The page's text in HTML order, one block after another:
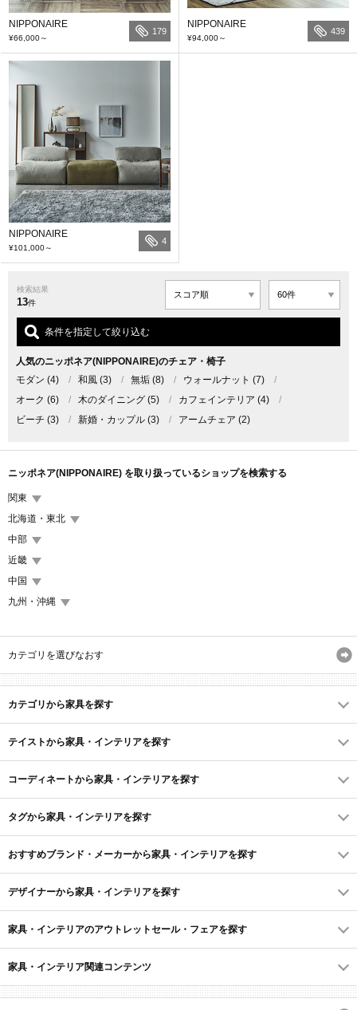
NIPPONAIRE
¥66,000～
179
NIPPONAIRE
¥94,000～
439
NIPPONAIRE
¥101,000～
4
検索結果
13件
条件を指定して絞り込む
人気のニッポネア(NIPPONAIRE)のチェア・椅子
モダン (4) / 和風 (3) / 無垢 (8) / ウォールナット (7)
/
オーク (6) / 木のダイニング (5) / カフェインテリア (4)
/
ビーチ (3) / 新婚・カップル (3) / アームチェア (2)
ニッポネア(NIPPONAIRE) を取り扱っているショップを検索する
関東
北海道・東北
中部
近畿
中国
九州・沖縄
カテゴリを選びなおす
カテゴリから家具を探す
テイストから家具・インテリアを探す
コーディネートから家具・インテリアを探す
タグから家具・インテリアを探す
おすすめブランド・メーカーから家具・インテリアを探す
デザイナーから家具・インテリアを探す
家具・インテリアのアウトレットセール・フェアを探す
家具・インテリア関連コンテンツ